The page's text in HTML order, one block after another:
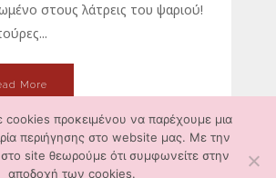
στους λάτρεις του ψαριού!
More
cookies προκειμένου να παρέχουμε μια
περιήγησης στο website μας. Με την
site θεωρούμε ότι συμφωνείτε στην
αποδοχή των cookies.